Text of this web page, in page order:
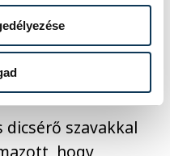
támogatás)
meg.
szavakkal